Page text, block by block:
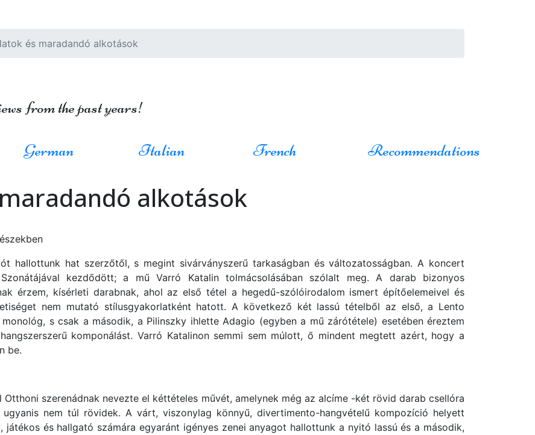
és maradandó alkotások
from the past years!
German Italian French Recommendations
alkotások
hallottunk hat szerzőtől, s megint sivárványszerű tarkaságban és változatosságban. A koncert
Szonátájával kezdődött; a mű Varró Katalin tolmácsolásában szólalt meg. A darab bizonyos
érzem, kísérleti darabnak, ahol az első tétel a hegedű-szólóirodalom ismert építőelemeivel és
nem mutató stílusgyakorlatként hatott. A következő két lassú tételből az első, a Lento
s csak a második, a Pilinszky ihlette Adagio (egyben a mű zárótétele) esetében éreztem
komponálást. Varró Katalinon semmi sem múlott, ő mindent megtett azért, hogy a
be.
Otthoni szerenádnak nevezte el kéttételes művét, amelynek még az alcíme -két rövid darab csellóra
nem túl rövidek. A várt, viszonylag könnyű, divertimento-hangvételű kompozíció helyett
játékos és hallgató számára egyaránt igényes zenei anyagot hallottunk a nyitó lassú és a második,